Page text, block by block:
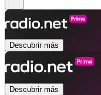
Descubrir más
Descubrir más